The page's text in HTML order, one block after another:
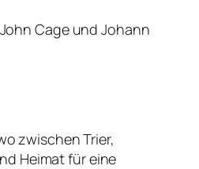
Cage und Johann
zwischen Trier,
Heimat für eine